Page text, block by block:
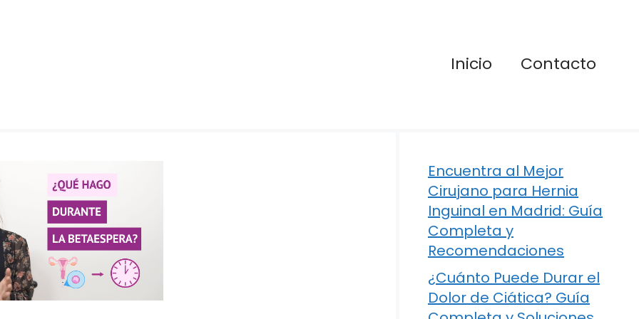
Inicio Contacto
Encuentra al Mejor
Cirujano para Hernia
Inguinal en Madrid: Guía
Completa y
Recomendaciones
¿Cuánto Puede Durar el
Dolor de Ciática? Guía